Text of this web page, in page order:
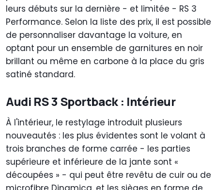
leurs débuts sur la dernière - et limitée - RS 3
Performance. Selon la liste des prix, il est possible
de personnaliser davantage la voiture, en
optant pour un ensemble de garnitures en noir
brillant ou même en carbone à la place du gris
satiné standard.
Audi RS 3 Sportback : Intérieur
À l'intérieur, le restylage introduit plusieurs
nouveautés : les plus évidentes sont le volant à
trois branches de forme carrée - les parties
supérieure et inférieure de la jante sont «
découpées » - qui peut être revêtu de cuir ou de